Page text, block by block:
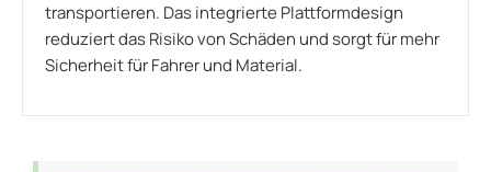
transportieren. Das integrierte Plattformdesign
reduziert das Risiko von Schäden und sorgt für mehr
Sicherheit für Fahrer und Material.